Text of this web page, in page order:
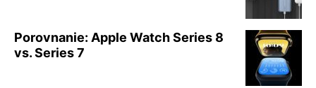
Porovnanie: Apple Watch Series 8
vs. Series 7